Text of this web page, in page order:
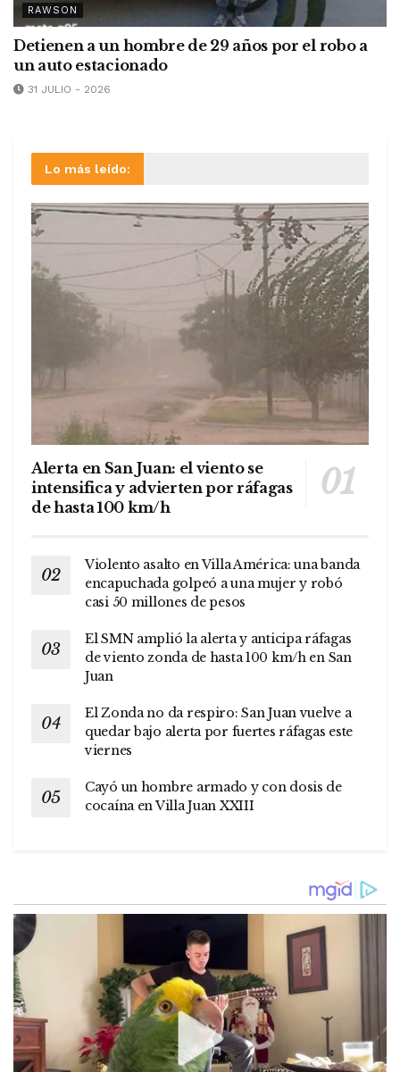
RAWSON
Detienen a un hombre de 29 años por el robo a
un auto estacionado
31 JULIO - 2026
Lo más leído:
Alerta en San Juan: el viento se
intensifica y advierten por ráfagas
de hasta 100 km/h
Violento asalto en Villa América: una banda
encapuchada golpeó a una mujer y robó
casi 50 millones de pesos
El SMN amplió la alerta y anticipa ráfagas
de viento zonda de hasta 100 km/h en San
Juan
El Zonda no da respiro: San Juan vuelve a
quedar bajo alerta por fuertes ráfagas este
viernes
Cayó un hombre armado y con dosis de
cocaína en Villa Juan XXIII